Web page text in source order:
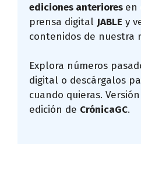
ediciones anteriores en
prensa digital JABLE y
contenidos de nuestra
Explora números
digital o descárgalos
cuando quieras. Versión
edición de CrónicaGC.